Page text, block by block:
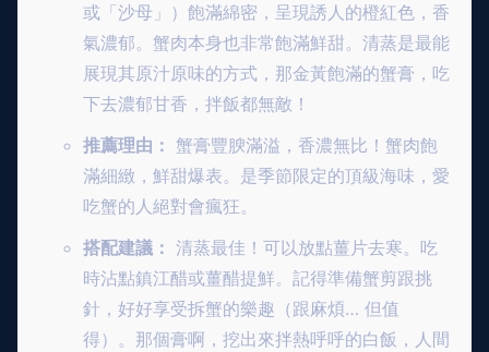
或「沙母」）飽滿綿密，呈現誘人的橙紅色，香
氣濃郁。蟹肉本身也非常飽滿鮮甜。清蒸是最能
展現其原汁原味的方式，那金黃飽滿的蟹膏，吃
下去濃郁甘香，拌飯都無敵！
推薦理由： 蟹膏豐腴滿溢，香濃無比！蟹肉飽
滿細緻，鮮甜爆表。是季節限定的頂級海味，愛
吃蟹的人絕對會瘋狂。
搭配建議： 清蒸最佳！可以放點薑片去寒。吃
時沾點鎮江醋或薑醋提鮮。記得準備蟹剪跟挑
針，好好享受拆蟹的樂趣（跟麻煩… 但值
得）。那個膏啊，挖出來拌熱呼呼的白飯，人間